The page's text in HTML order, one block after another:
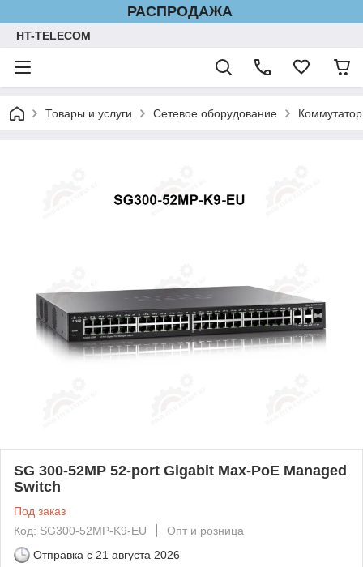
РАСПРОДАЖА
HT-TELECOM
Товары и услуги Сетевое оборудование
SG 300-52MP 52-port Gigabit Max-PoE Managed
Switch
Под заказ
Код: SG300-52MP-K9-EU
Опт и розница
Отправка с 21 августа 2026